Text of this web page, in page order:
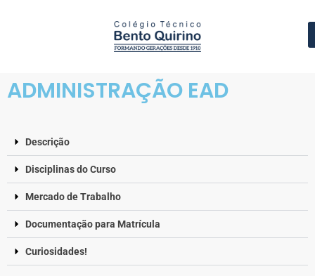
ADMINISTRAÇÃO EAD
Descrição
Disciplinas do Curso
Mercado de Trabalho
Documentação para Matrícula
Curiosidades!